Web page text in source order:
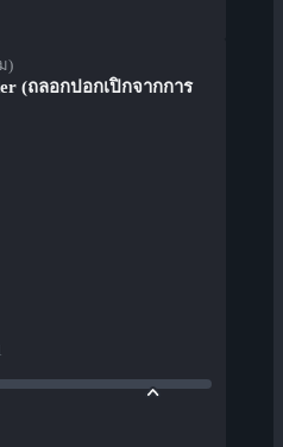
)
(ถลอกปอกเปิกจากการ